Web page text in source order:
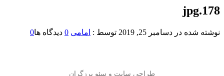
178.jpg
نوشته شده در دسامبر 25, 2019 توسط : امامی 0 دیدگاه ها0